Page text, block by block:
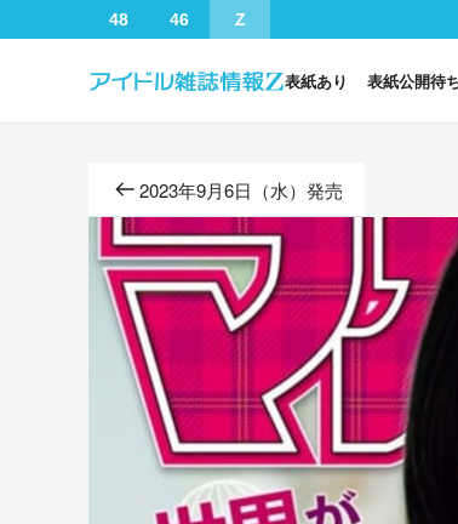
48 46 Z
表紙あり 表紙公開待
2023年9月6日（水）発売